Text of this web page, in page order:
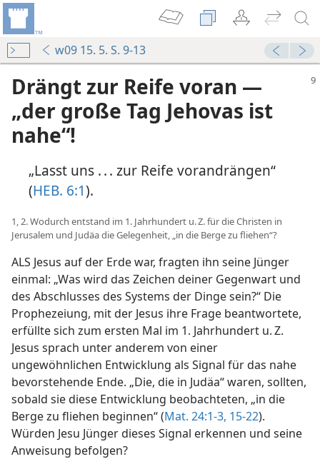
w09 15. 5. S. 9-13
Drängt zur Reife voran —
„der große Tag Jehovas ist
nahe“!
„Lasst uns . . . zur Reife vorandrängen“
(HEB. 6:1).
1, 2. Wodurch entstand im 1. Jahrhundert u. Z. für die Christen in
Jerusalem und Judäa die Gelegenheit, „in die Berge zu fliehen“?
ALS Jesus auf der Erde war, fragten ihn seine Jünger
einmal: „Was wird das Zeichen deiner Gegenwart und
des Abschlusses des Systems der Dinge sein?“ Die
Prophezeiung, mit der Jesus ihre Frage beantwortete,
erfüllte sich zum ersten Mal im 1. Jahrhundert u. Z.
Jesus sprach unter anderem von einer
ungewöhnlichen Entwicklung als Signal für das nahe
bevorstehende Ende. „Die, die in Judäa“ waren, sollten,
sobald sie diese Entwicklung beobachteten, „in die
Berge zu fliehen beginnen“ (Mat. 24:1-3, 15-22).
Würden Jesu Jünger dieses Signal erkennen und seine
Anweisung befolgen?